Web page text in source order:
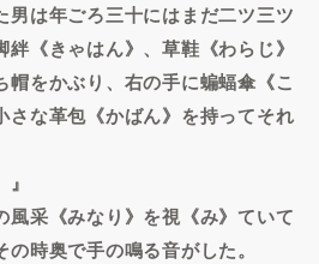
男は年ごろ三十にはまだ二ツ三ツ
《きゃはん》、草鞋《わらじ》
帽をかぶり、右の手に蝙蝠傘《こ
さな革包《かばん》を持ってそれ
采《みなり》を視《み》ていて
時奥で手の鳴る音がした。